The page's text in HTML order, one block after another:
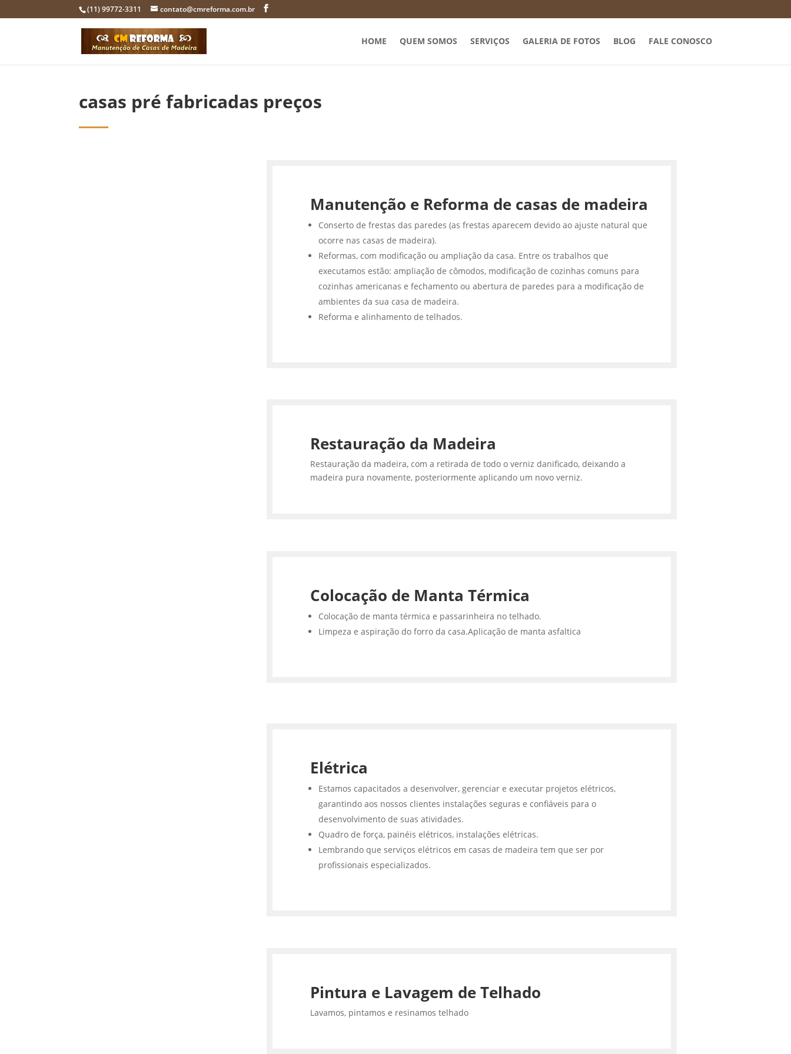
(11) 99772-3311 contato@cmreforma.com.br
HOME QUEM SOMOS SERVIÇOS GALERIA DE FOTOS BLOG FALE CONOSCO
casas pré fabricadas preços
Manutenção e Reforma de casas de madeira
Conserto de frestas das paredes (as frestas aparecem devido ao ajuste natural que
ocorre nas casas de madeira).
Reformas, com modificação ou ampliação da casa. Entre os trabalhos que
executamos estão: ampliação de cômodos, modificação de cozinhas comuns para
cozinhas americanas e fechamento ou abertura de paredes para a modificação de
ambientes da sua casa de madeira.
Reforma e alinhamento de telhados.
Restauração da Madeira
Restauração da madeira, com a retirada de todo o verniz danificado, deixando a
madeira pura novamente, posteriormente aplicando um novo verniz.
Colocação de Manta Térmica
Colocação de manta térmica e passarinheira no telhado.
Limpeza e aspiração do forro da casa.Aplicação de manta asfaltica
Elétrica
Estamos capacitados a desenvolver, gerenciar e executar projetos elétricos,
garantindo aos nossos clientes instalações seguras e confiáveis para o
desenvolvimento de suas atividades.
Quadro de força, painéis elétricos, instalações elétricas.
Lembrando que serviços elétricos em casas de madeira tem que ser por
profissionais especializados.
Pintura e Lavagem de Telhado
Lavamos, pintamos e resinamos telhado